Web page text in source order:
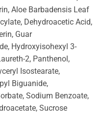
Aloe Barbadensis Leaf
Dehydroacetic Acid,
Guar
Hydroxyisohexyl 3-
2, Panthenol,
Isostearate,
Biguanide,
Sodium Benzoate,
Sucrose